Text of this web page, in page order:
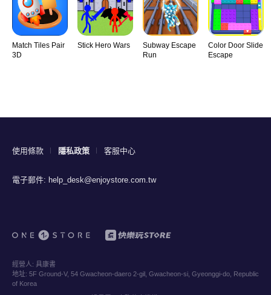
Match Tiles Pair
3D
Stick Hero Wars
Subway Escape
Run
Color Door Slide
Escape
使用條款 隱私政策 客服中心
電子郵件: help_desk@enjoystore.com.tw
經營人: 具康書
地址: 5F Ground-V, 54 Gwacheon-daero 2-gil, Gwacheon-si, Gyeonggi-do, Republic
of Korea